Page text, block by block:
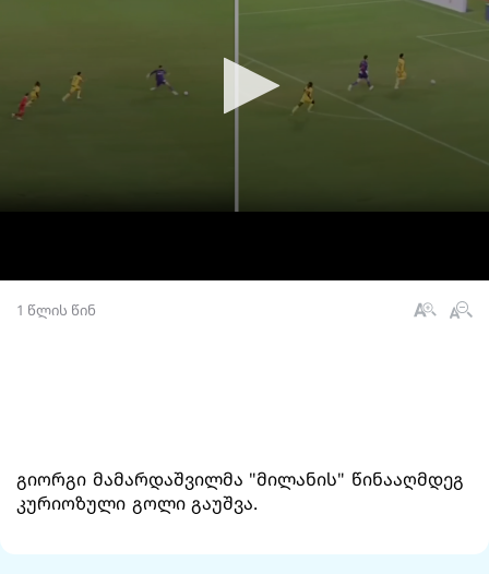
1 წლის წინ
გიორგი მამარდაშვილმა "მილანის" წინააღმდეგ
კურიოზული გოლი გაუშვა.